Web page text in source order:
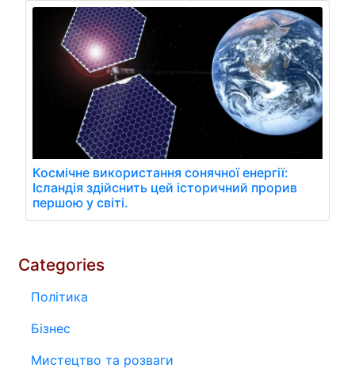
Космічне використання сонячної енергії:
Ісландія здійснить цей історичний прорив
першою у світі.
Categories
Політика
Бізнес
Мистецтво та розваги